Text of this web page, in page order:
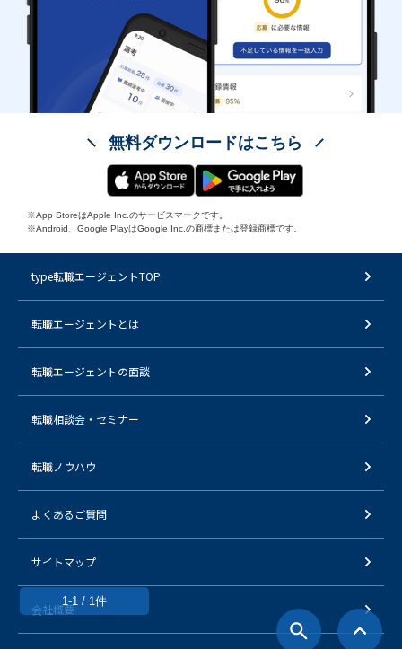
1-1 / 1件
無料ダウンロードはこちら
※App StoreはApple Inc.のサービスマークです。
※Android、Google PlayはGoogle Inc.の商標または登録商標です。
type転職エージェントTOP
転職エージェントとは
転職エージェントの面談
転職相談会・セミナー
転職ノウハウ
よくあるご質問
サイトマップ
会社概要